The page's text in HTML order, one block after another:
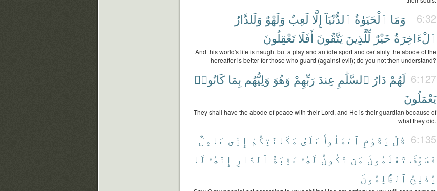
6:32 وَمَا ٱلْحَيَوٰةُ ٱلدُّنْيَآ إِلَّا لَعِبٌ وَلَهْوٌ وَلَلدَّارُ
ٱلْءَاخِرَةُ خَيْرٌ لِّلَّذِينَ يَتَّقُونَ أَفَلَا تَعْقِلُونَ
And this world's life is naught but a play and an idle sport and certainly the abode of the
hereafter is better for those who guard (against evil); do you not then understand?
6:127 لَهُمْ دَارُ ٱلسَّلَٰمِ عِندَ رَبِّهِمْ وَهُوَ وَلِيُّهُم بِمَا كَانُوا۟
يَعْمَلُونَ
They shall have the abode of peace with their Lord, and He is their guardian because of
what they did.
6:135 قُلْ يَٰقَوْمِ ٱعْمَلُوا۟ عَلَىٰ مَكَانَتِكُمْ إِنِّى عَامِلٌ
فَسَوْفَ تَعْلَمُونَ مَن تَكُونُ لَهُۥ عَٰقِبَةُ ٱلدَّارِ إِنَّهُۥ لَا
يُفْلِحُ ٱلظَّٰلِمُونَ